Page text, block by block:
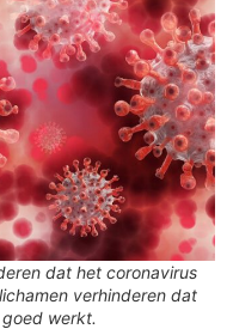
dat het coronavirus
verhinderen dat
werkt.